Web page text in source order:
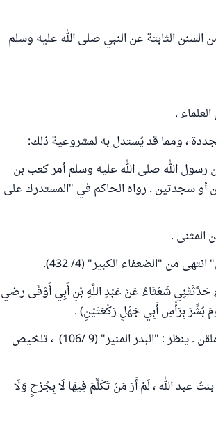
السنن الثابتة عن النبي صلى الله عليه وسلم
.
، ومما قد يُستدل به لمشروعية ذلك:
الله صلى الله عليه وسلم أمر كعب بن
سجدتين . رواه الحاكم في "المستدرك على
المثنى .
من "الضعفاء الكبير" (4/ 432).
سَلَمَة بْن رَجَاءٍ حَدَّثَتْنِي شَعْثَاءُ عَنْ عَبْدِ اللَّهِ بْنِ أَبِي أَوْفَى رضي
بُشِّرَ بِرَأْسِ أَبِي جَهْلٍ رَكْعَتَيْنِ) .
وهذا الحديث حسنه بعض العلماء كابن حجر وابن الملقن . ينظر : "البدر المنير" (9 /106) ، تلخيص
عبد الله ، لَمْ أَرَ مَنْ تَكَلَّمَ فِيهَا لَا بِجُرْحٍ وَلَا